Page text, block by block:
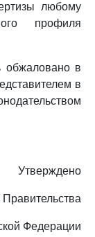
любому
профиля
обжаловано в
в
Утверждено
Федерации